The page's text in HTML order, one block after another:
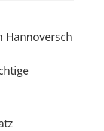
Hannoversch